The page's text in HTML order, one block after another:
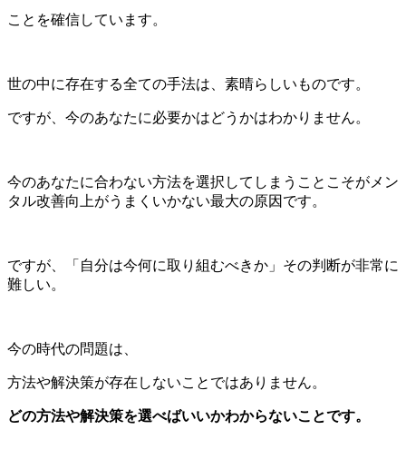
ことを確信しています。
世の中に存在する全ての手法は、素晴らしいものです。
ですが、今のあなたに必要かはどうかはわかりません。
今のあなたに合わない方法を選択してしまうことこそがメン
タル改善向上がうまくいかない最大の原因です。
ですが、「自分は今何に取り組むべきか」その判断が非常に
難しい。
今の時代の問題は、
方法や解決策が存在しないことではありません。
どの方法や解決策を選べばいいかわからないことです。